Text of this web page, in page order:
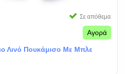
Σε απόθεμα
Αγορά
Λινό Πουκάμισο Με Μπλε